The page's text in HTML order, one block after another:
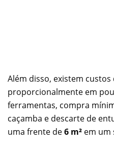
Além disso, existem
proporcionalmente em
ferramentas, compra
caçamba e descarte de
uma frente de6 m² em um